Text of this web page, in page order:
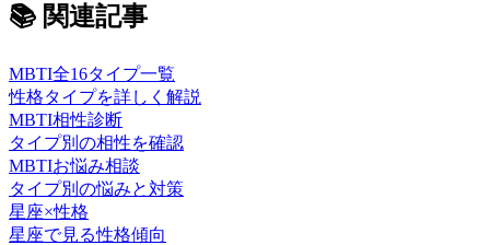
📚 関連記事
MBTI全16タイプ一覧
性格タイプを詳しく解説
MBTI相性診断
タイプ別の相性を確認
MBTIお悩み相談
タイプ別の悩みと対策
星座×性格
星座で見る性格傾向